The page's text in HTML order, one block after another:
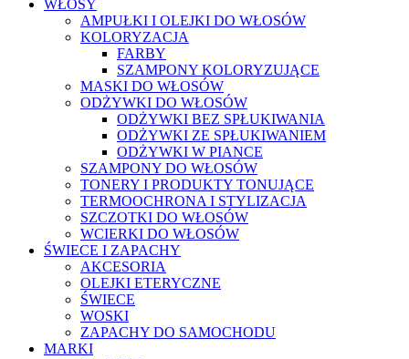
WŁOSY
AMPUŁKI I OLEJKI DO WŁOSÓW
KOLORYZACJA
FARBY
SZAMPONY KOLORYZUJĄCE
MASKI DO WŁOSÓW
ODŻYWKI DO WŁOSÓW
ODŻYWKI BEZ SPŁUKIWANIA
ODŻYWKI ZE SPŁUKIWANIEM
ODŻYWKI W PIANCE
SZAMPONY DO WŁOSÓW
TONERY I PRODUKTY TONUJĄCE
TERMOOCHRONA I STYLIZACJA
SZCZOTKI DO WŁOSÓW
WCIERKI DO WŁOSÓW
ŚWIECE I ZAPACHY
AKCESORIA
OLEJKI ETERYCZNE
ŚWIECE
WOSKI
ZAPACHY DO SAMOCHODU
MARKI